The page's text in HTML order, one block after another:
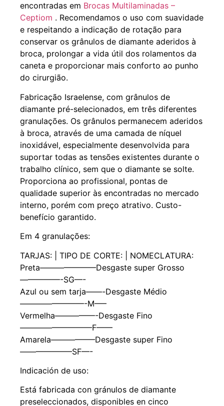
encontradas em Brocas Multilaminadas –
Ceptiom . Recomendamos o uso com suavidade
e respeitando a indicação de rotação para
conservar os grânulos de diamante aderidos à
broca, prolongar a vida útil dos rolamentos da
caneta e proporcionar mais conforto ao punho
do cirurgião.
Fabricação Israelense, com grânulos de
diamante pré-selecionados, em três diferentes
granulações. Os grânulos permanecem aderidos
à broca, através de uma camada de níquel
inoxidável, especialmente desenvolvida para
suportar todas as tensões existentes durante o
trabalho clínico, sem que o diamante se solte.
Proporciona ao profissional, pontas de
qualidade superior às encontradas no mercado
interno, porém com preço atrativo. Custo-
benefício garantido.
Em 4 granulações:
TARJAS: | TIPO DE CORTE: | NOMECLATURA:
Preta———————Desgaste super Grosso
—————-SG—-
Azul ou sem tarja——-Desgaste Médio
————————-M—–
Vermelha—————-Desgaste Fino
—————————F——
Amarela—————–Desgaste super Fino
——————–SF—-
Indicación de uso:
Está fabricada con gránulos de diamante
preseleccionados, disponibles en cinco